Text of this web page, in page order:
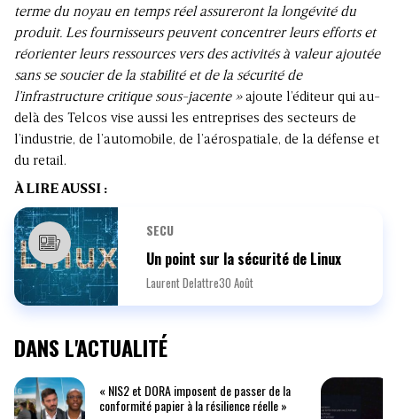
terme du noyau en temps réel assureront la longévité du
produit. Les fournisseurs peuvent concentrer leurs efforts et
réorienter leurs ressources vers des activités à valeur ajoutée
sans se soucier de la stabilité et de la sécurité de
l’infrastructure critique sous-jacente »ajoute l’éditeur qui au-
delà des Telcos vise aussi les entreprises des secteurs de
l’industrie, de l’automobile, de l’aérospatiale, de la défense et
du retail.
À LIRE AUSSI :
SECU
Un point sur la sécurité de Linux
Laurent Delattre30 Août
DANS L'ACTUALITÉ
« NIS2 et DORA imposent de passer de la
conformité papier à la résilience réelle »